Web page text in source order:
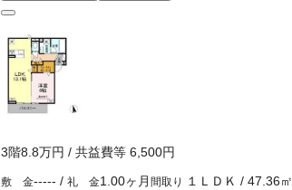
3階8.8万円 / 共益費等 6,500円
敷 金----- / 礼 金1.00ヶ月 間取り １ＬＤＫ / 47.36㎡